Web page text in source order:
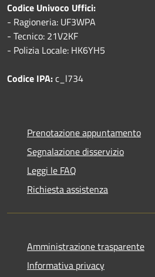
Codice Univoco Uffici:
- Ragioneria: UF3WPA
- Tecnico: 21V2KF
- Polizia Locale: HK6YH5
Codice IPA:c_l734
Prenotazione appuntamento
Segnalazione disservizio
Leggi le FAQ
Richiesta assistenza
Amministrazione trasparente
Informativa privacy